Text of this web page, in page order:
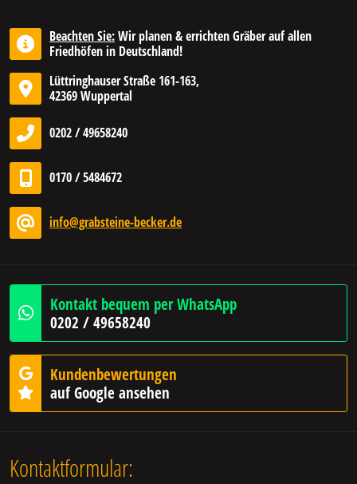
Beachten Sie:Wir planen & errichten Gräber auf allen
Friedhöfen in Deutschland!
Lüttringhauser Straße 161-163,
42369 Wuppertal
0202 / 49658240
0170 / 5484672
info@grabsteine-becker.de
Kontakt bequem per WhatsApp
0202 / 49658240
Kundenbewertungen
auf Google ansehen
Kontaktformular: